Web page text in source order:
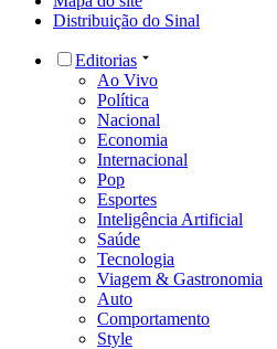
Distribuição do Sinal
Editorias
Ao Vivo
Política
Nacional
Economia
Internacional
Pop
Esportes
Inteligência Artificial
Saúde
Tecnologia
Viagem & Gastronomia
Auto
Comportamento
Style